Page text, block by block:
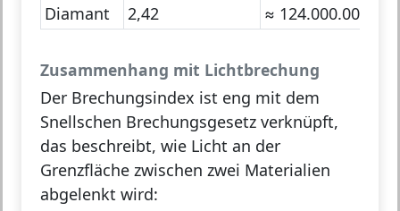
Diamant 2,42 ≈ 124.000.000 m/
Zusammenhang mit Lichtbrechung
Der Brechungsindex ist eng mit dem
Snellschen Brechungsgesetz verknüpft,
das beschreibt, wie Licht an der
Grenzfläche zwischen zwei Materialien
abgelenkt wird: